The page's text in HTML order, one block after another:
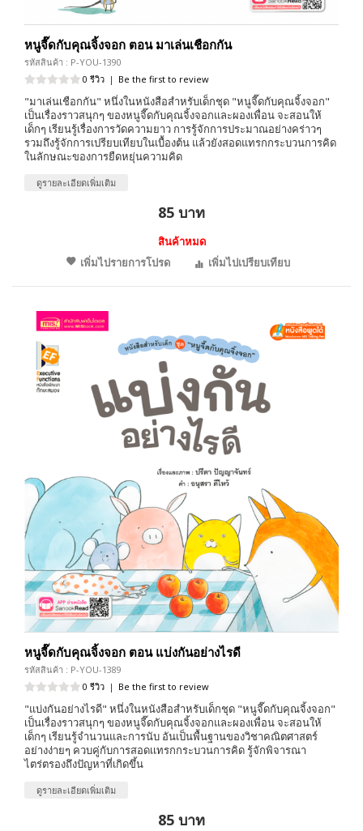
หนูจี๊ดกับคุณจิ้งจอก ตอน มาเล่นเชือกกัน
รหัสสินค้า : P-YOU-1390
0 รีวิว | Be the first to review
"มาเล่นเชือกกัน" หนึ่งในหนังสือสำหรับเด็กชุด "หนูจี๊ดกับคุณจิ้งจอก"
เป็นเรื่องราวสนุกๆ ของหนูจี๊ดกับคุณจิ้งจอกและผองเพื่อน จะสอนให้
เด็กๆ เรียนรู้เรื่องการวัดความยาว การรู้จักการประมาณอย่างคร่าวๆ
รวมถึงรู้จักการเปรียบเทียบในเบื้องต้น แล้วยังสอดแทรกกระบวนการคิด
ในลักษณะของการยืดหยุ่นความคิด
ดูรายละเอียดเพิ่มเติม
85 บาท
สินค้าหมด
เพิ่มไปรายการโปรด
เพิ่มไปเปรียบเทียบ
หนูจี๊ดกับคุณจิ้งจอก ตอน แบ่งกันอย่างไรดี
รหัสสินค้า : P-YOU-1389
0 รีวิว | Be the first to review
"แบ่งกันอย่างไรดี" หนึ่งในหนังสือสำหรับเด็กชุด "หนูจี๊ดกับคุณจิ้งจอก"
เป็นเรื่องราวสนุกๆ ของหนูจี๊ดกับคุณจิ้งจอกและผองเพื่อน จะสอนให้
เด็กๆ เรียนรู้จำนวนและการนับ อันเป็นพื้นฐานของวิชาคณิตศาสตร์
อย่างง่ายๆ ควบคู่กับการสอดเเทรกกระบวนการคิด รู้จักพิจารณา
ไตร่ตรองถึงปัญหาที่เกิดขึ้น
ดูรายละเอียดเพิ่มเติม
85 บาท